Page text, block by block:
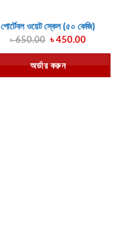
পোর্টেবল ওয়েট স্কেল (৫০ কেজি)
৳650.00 Original
was:
৳ 650.00.
৳450.00Current
is:
৳ 450.00.
অর্ডার করুন